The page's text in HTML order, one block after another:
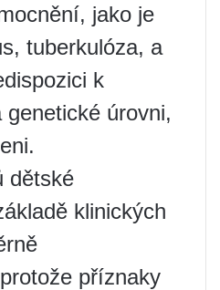
jako je
tuberkulóza, a
k
úrovni,
dětské
klinických
příznaky